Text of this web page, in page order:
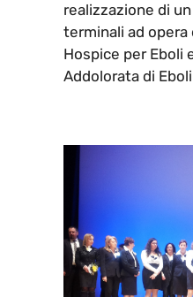
realizzazione di
terminali ad opera
Hospice per Eboli
Addolorata di